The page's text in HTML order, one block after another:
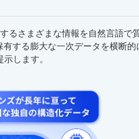
るさまざまな情報を自然言語で
する膨大な一次データを横断的
します。